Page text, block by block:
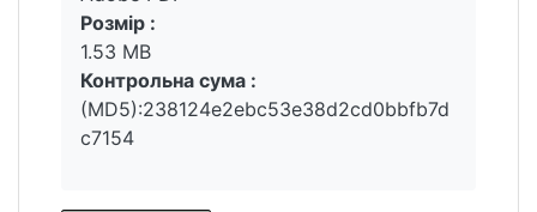
перекладачів художніх творів, а також у
подальших наукових розвідках з питань
перекладу нестандартної лексики.
Структура роботи включає вступ, три
розділи, висновки до кожного розділу,
Розмір :
1.53 MB
Контрольна сума :
(MD5):238124e2ebc53e38d2cd0bbfb7d
c7154